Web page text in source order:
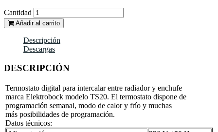
Cantidad
Añadir al carrito
Descripción
Descargas
DESCRIPCIÓN
Termostato digital para intercalar entre radiador y enchufe
marca Elektrobock modelo TS20. El termostato dispone de
programación semanal, modo de calor y frío y muchas
más posibilidades de programación.
Datos técnicos: